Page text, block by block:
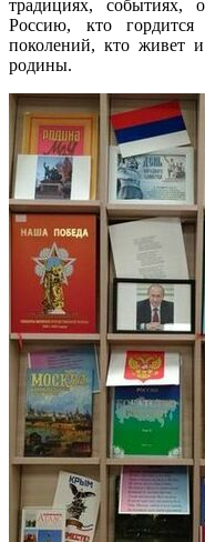
традициях, событиях,
Россию, кто
поколений, кто живет
родины.